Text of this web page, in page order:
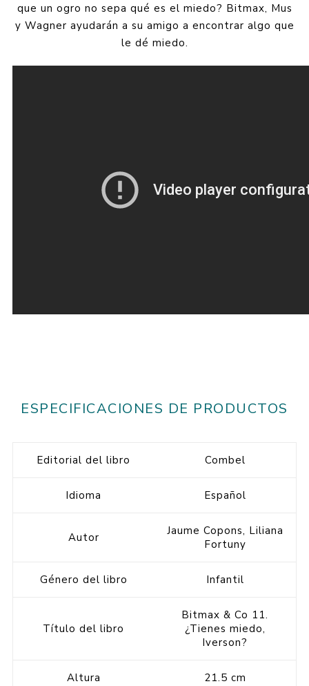
que un ogro no sepa qué es el miedo? Bitmax, Mus
y Wagner ayudarán a su amigo a encontrar algo que
le dé miedo.
ESPECIFICACIONES DE PRODUCTOS
Editorial del libro Combel
Idioma Español
Autor
Jaume Copons, Liliana
Fortuny
Género del libro Infantil
Título del libro
Bitmax & Co 11.
¿Tienes miedo,
Iverson?
Altura 21.5 cm